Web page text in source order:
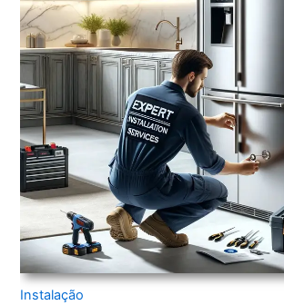
Instalação